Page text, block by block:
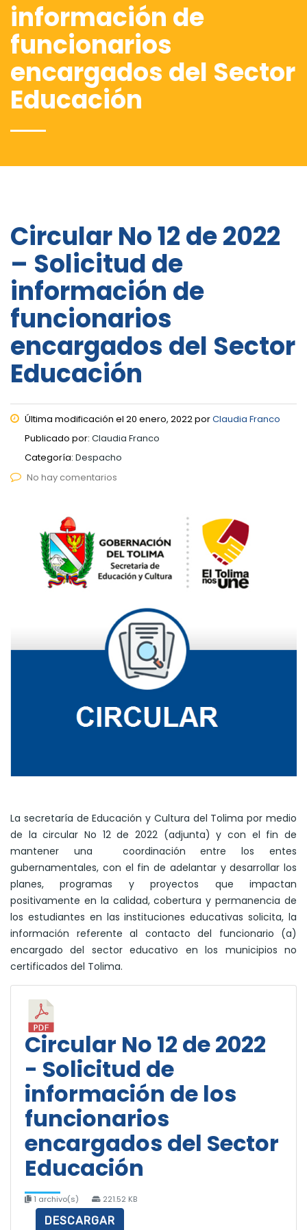
información de
funcionarios
encargados del Sector
Educación
Circular No 12 de 2022
– Solicitud de
información de
funcionarios
encargados del Sector
Educación
Última modificación el 20 enero, 2022 porClaudia Franco
Publicado por: Claudia Franco
Categoría: Despacho
No hay comentarios
La secretaría de Educación y Cultura del Tolima por medio
de la circular No 12 de 2022 (adjunta) y con el fin de
mantener una coordinación entre los entes
gubernamentales, con el fin de adelantar y desarrollar los
planes, programas y proyectos que impactan
positivamente en la calidad, cobertura y permanencia de
los estudiantes en las instituciones educativas solicita, la
información referente al contacto del funcionario (a)
encargado del sector educativo en los municipios no
certificados del Tolima.
Circular No 12 de 2022
- Solicitud de
información de los
funcionarios
encargados del Sector
Educación
1 archivo(s) 221.52 KB
DESCARGAR